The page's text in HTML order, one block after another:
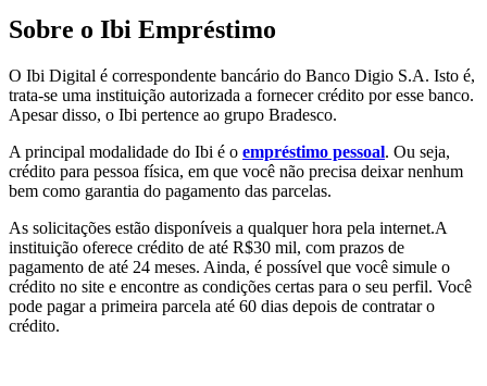
Sobre o Ibi Empréstimo
O Ibi Digital é correspondente bancário do Banco Digio S.A. Isto é,
trata-se uma instituição autorizada a fornecer crédito por esse banco.
Apesar disso, o Ibi pertence ao grupo Bradesco.
A principal modalidade do Ibi é o empréstimo pessoal. Ou seja,
crédito para pessoa física, em que você não precisa deixar nenhum
bem como garantia do pagamento das parcelas.
As solicitações estão disponíveis a qualquer hora pela internet.A
instituição oferece crédito de até R$30 mil, com prazos de
pagamento de até 24 meses. Ainda, é possível que você simule o
crédito no site e encontre as condições certas para o seu perfil. Você
pode pagar a primeira parcela até 60 dias depois de contratar o
crédito.